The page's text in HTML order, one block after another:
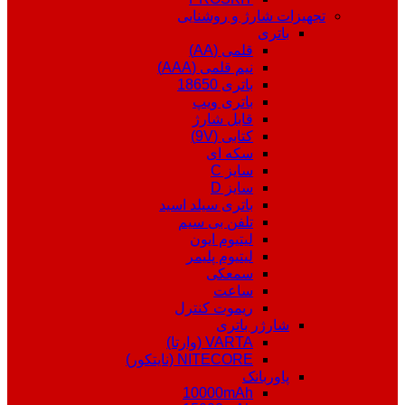
تجهیزات شارژ و روشنایی
باتری
قلمی (AA)
نیم قلمی (AAA)
باتری 18650
باتری ویپ
قابل شارژ
کتابی (9V)
سکه ای
سایز C
سایز D
باتری سیلد اسید
تلفن بی سیم
لیتیوم ایون
لیتیوم پلیمر
سمعکی
ساعت
ریموت کنترل
شارژر باتری
VARTA (وارتا)
NITECORE (نایتکور)
پاوربانک
10000mAh